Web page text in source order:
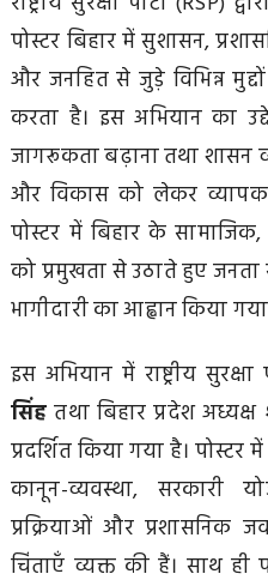
पोस्टर बिहार में सुशासन,
और जनहित से जुड़े विभिन्न
करता है। इस अभियान का
जागरूकता बढ़ाना तथा शासन
और विकास को लेकर व्यापक
पोस्टर में बिहार के
को प्रमुखता से उठाते हुए
भागीदारी का आह्वान किया
इस अभियान में राष्ट्रीय
सिंह तथा बिहार प्रदेश अध्यक्ष
प्रदर्शित किया गया है। पोस्टर में
कानून-व्यवस्था, सरकारी
प्रक्रियाओं और प्रशासनिक
चिंताएँ व्यक्त की हैं। साथ ही